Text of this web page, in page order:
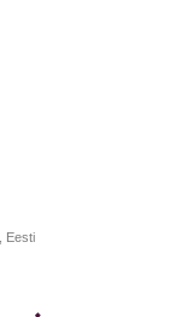
, Eesti